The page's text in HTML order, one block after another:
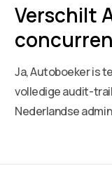
Verschilt
Ja, Autoboeker is
volledige audit-
Nederlandse